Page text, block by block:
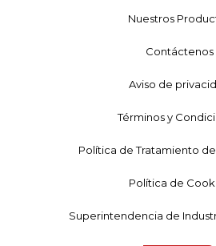
Nuestros
Contáctenos
Aviso de
Términos y
Política de Tratamiento
Política de
Superintendencia de